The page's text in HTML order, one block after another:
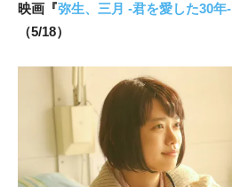
映画『弥生、三月 -君を愛した30年-
（5/18）